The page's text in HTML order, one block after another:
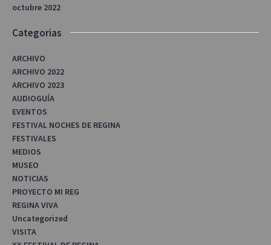
octubre 2022
Categorias
ARCHIVO
ARCHIVO 2022
ARCHIVO 2023
AUDIOGUÍA
EVENTOS
FESTIVAL NOCHES DE REGINA
FESTIVALES
MEDIOS
MUSEO
NOTICIAS
PROYECTO MI REG
REGINA VIVA
Uncategorized
VISITA